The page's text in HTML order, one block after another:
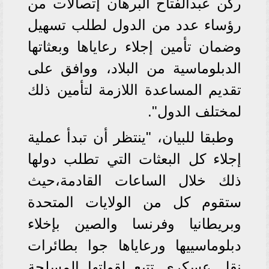
ركن عبدالفتاح البرهان إتصالات من
رؤساء عدد من الدول لطلب تسهيل
وضمان تأمين إجلاء رعاياها وبعثاتها
الدبلوماسية من البلاد، ووافق على
تقديم المساعدة اللازمة لتأمين ذلك
لمختلف الدول".
وطبقا للبيان، "ينتظر أن تبدأ عملية
إجلاء كل البعثات التي تطلب دولها
ذلك خلال الساعات القادمة،حيث
ستقوم كل من الولايات المتحدة
وبريطانيا وفرنسا والصين بإخلاء
دبلوماسييها ورعاياها جوا بطائرات